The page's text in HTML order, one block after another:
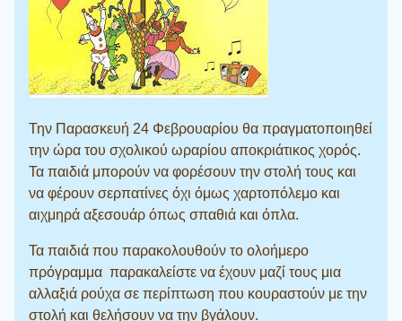
Την Παρασκευή 24 Φεβρουαρίου θα πραγματοποιηθεί
την ώρα του σχολικού ωραρίου αποκριάτικος χορός.
Τα παιδιά μπορούν να φορέσουν την στολή τους και
να φέρουν σερπατίνες όχι όμως χαρτοπόλεμο και
αιχμηρά αξεσουάρ όπως σπαθιά και όπλα.
Τα παιδιά που παρακολουθούν το ολοήμερο
πρόγραμμα παρακαλείστε να έχουν μαζί τους μια
αλλαξιά ρούχα σε περίπτωση που κουραστούν με την
στολή και θελήσουν να την βγάλουν.